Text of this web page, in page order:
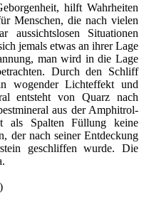
hilft Wahrheiten
Menschen, die nach vielen
aussichtslosen Situationen
jemals etwas an ihrer Lage
man wird in die Lage
Durch den Schliff
wogender Lichteffekt und
entsteht von Quarz nach
aus der Amphitrol­
als Spalten Füllung keine
der nach seiner Entdeckung
geschliffen wur­de. Die